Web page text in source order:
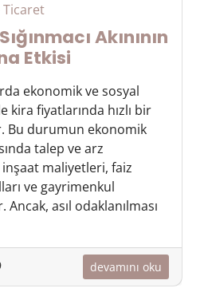
Ticaret
Akınının
Etkisi
ekonomik ve sosyal
kira fiyatlarında hızlı bir
Bu durumun ekonomik
talep ve arz
maliyetleri, faiz
ve gayrimenkul
Ancak, asıl odaklanılması
devamını oku